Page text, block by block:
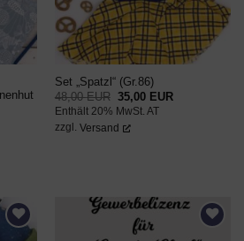
Set „Spatzl“ (Gr.86)
48,00EUR Ursprünglicher
Preis
war:
48,00 EUR
35,00 EURAktueller
Enthält 20% MwSt. AT
zzgl. Versand